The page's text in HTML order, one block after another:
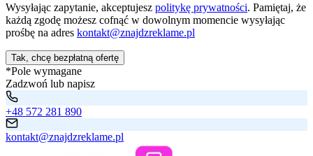
Wysyłając zapytanie, akceptujesz politykę prywatności. Pamiętaj, że
każdą zgodę możesz cofnąć w dowolnym momencie wysyłając
prośbę na adres kontakt@znajdzreklame.pl
Tak, chcę bezpłatną ofertę
*Pole wymagane
Zadzwoń lub napisz
+48 572 281 890
kontakt@znajdzreklame.pl